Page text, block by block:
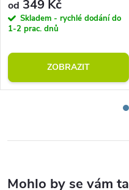
od 349 Kč
Skladem - rychlé dodání do
1-2 prac. dnů
ZOBRAZIT